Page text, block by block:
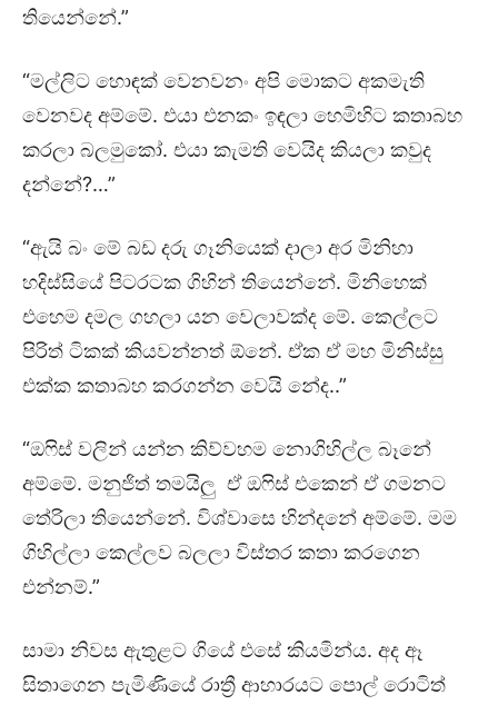
තියෙන්නේ.”
“මල්ලිට හොඳක් වෙනවනං අපි මොකට අකමැති
වෙනවද අම්මේ. එයා එනකං ඉඳලා හෙමිහිට කතාබහ
කරලා බලමුකෝ. එයා කැමති වෙයිද කියලා කවුද
දන්නේ?…”
“ඇයි බං මේ බඩ දරු ගෑනියෙක් දාලා අර මිනිහා
හදිස්සියේ පිටරටක ගිහින් තියෙන්නේ. මිනිහෙක්
එහෙම දමල ගහලා යන වෙලාවක්ද මේ. කෙල්ලට
පිරිත් ටිකක් කියවන්නත් ඕනේ. ඒක ඒ මහ මිනිස්සු
එක්ක කතාබහ කරගන්න වෙයි නේද..”
“ඔෆිස් වලින් යන්න කිව්වහම නොගිහිල්ල බෑනේ
අම්මේ. මනුජිත් තමයිලු ඒ ඔෆිස් එකෙන් ඒ ගමනට
තේරිලා තියෙන්නේ. විශ්වාසෙ හින්දනේ අම්මේ. මම
ගිහිල්ලා කෙල්ලව බලලා විස්තර කතා කරගෙන
එන්නම්.”
සාමා නිවස ඇතුළට ගියේ එසේ කියමින්ය. අද ඈ
සිතාගෙන පැමිණියේ රාත්‍රී ආහාරයට පොල් රොටිත්